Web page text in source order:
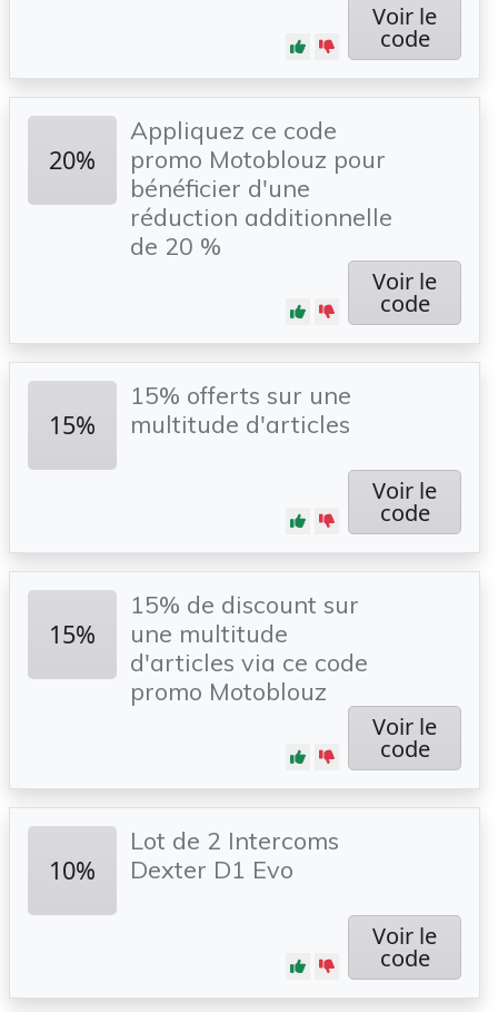
Voir le
code
20%
Appliquez ce code
promo Motoblouz pour
bénéficier d'une
réduction additionnelle
de 20 %
Voir le
code
15%
15% offerts sur une
multitude d'articles
Voir le
code
15%
15% de discount sur
une multitude
d'articles via ce code
promo Motoblouz
Voir le
code
10%
Lot de 2 Intercoms
Dexter D1 Evo
Voir le
code